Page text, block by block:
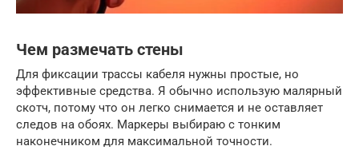
Чем размечать стены
Для фиксации трассы кабеля нужны простые, но
эффективные средства. Я обычно использую малярный
скотч, потому что он легко снимается и не оставляет
следов на обоях. Маркеры выбираю с тонким
наконечником для максимальной точности.